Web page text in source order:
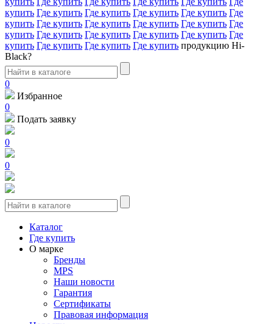
купить Где купить Где купить Где купить Где купить Где
купить Где купить Где купить Где купить Где купить Где
купить Где купить Где купить Где купить Где купить Где
купить Где купить Где купить Где купить продукцию Hi-
Black?
0
Избранное
0
Подать заявку
0
0
Каталог
Где купить
О марке
Бренды
MPS
Наши новости
Гарантия
Сертификаты
Правовая информация